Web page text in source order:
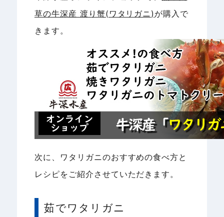
草の牛深産 渡り蟹(ワタリガニ) が購入で
きます。
次に、ワタリガニのおすすめの食べ方と
レシピをご紹介させていただきます。
茹でワタリガニ